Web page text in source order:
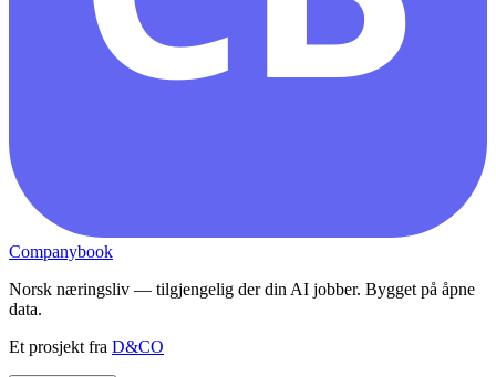
Companybook
Norsk næringsliv — tilgjengelig der din AI jobber. Bygget på åpne
data.
Et prosjekt fra D&CO